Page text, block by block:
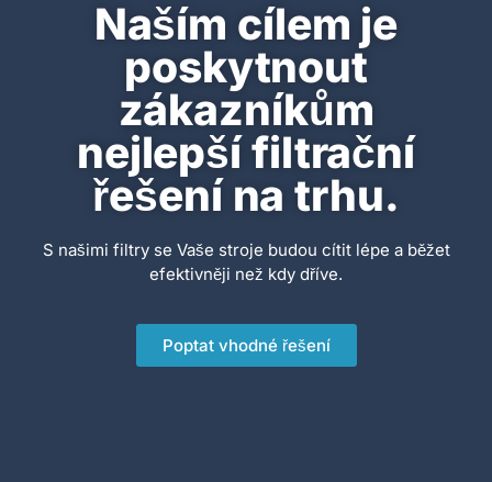
Naším cílem je
poskytnout
zákazníkům
nejlepší filtrační
řešení na trhu.
S našimi filtry se Vaše stroje budou cítit lépe a běžet
efektivněji než kdy dříve.
Poptat vhodné řešení